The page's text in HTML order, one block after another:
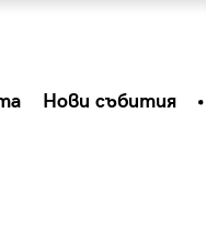
Нови събития